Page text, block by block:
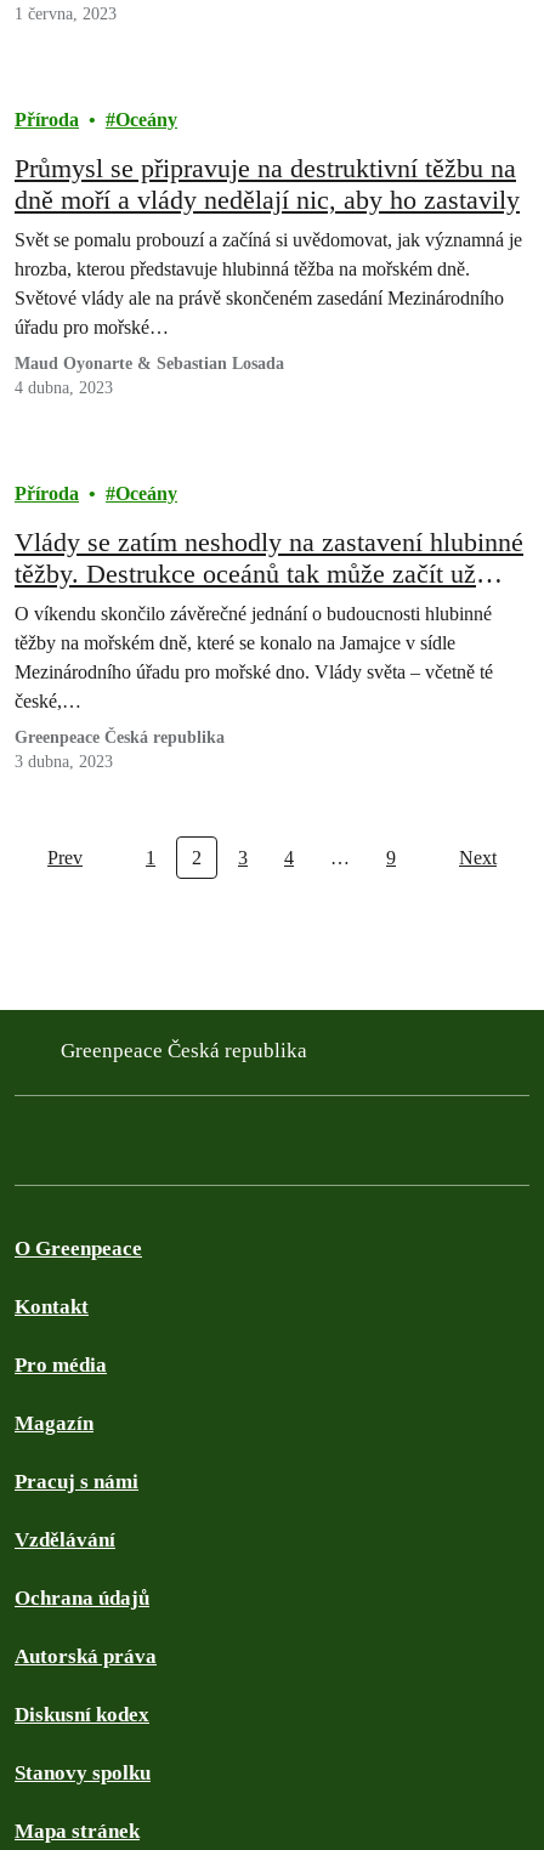
1 června, 2023
Příroda Oceány
Průmysl se připravuje na destruktivní těžbu na
dně moří a vlády nedělají nic, aby ho zastavily
Svět se pomalu probouzí a začíná si uvědomovat, jak významná je
hrozba, kterou představuje hlubinná těžba na mořském dně.
Světové vlády ale na právě skončeném zasedání Mezinárodního
úřadu pro mořské…
Maud Oyonarte & Sebastian Losada
4 dubna, 2023
Příroda Oceány
Vlády se zatím neshodly na zastavení hlubinné
těžby. Destrukce oceánů tak může začít už
letos
O víkendu skončilo závěrečné jednání o budoucnosti hlubinné
těžby na mořském dně, které se konalo na Jamajce v sídle
Mezinárodního úřadu pro mořské dno. Vlády světa – včetně té
české,…
Greenpeace Česká republika
3 dubna, 2023
Prev 1 2 3 4 … 9 Next
Greenpeace Česká republika
O Greenpeace
Kontakt
Pro média
Magazín
Pracuj s námi
Vzdělávání
Ochrana údajů
Autorská práva
Diskusní kodex
Stanovy spolku
Mapa stránek